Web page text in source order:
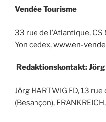
Vendée Tourisme
33 rue de l’Atlantique,
Yon cedex,www.en-
Redaktionskontakt: Jörg
Jörg HARTWIG FD, 13
(Besançon), FRANKREICH,